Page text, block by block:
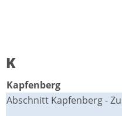
K
Kapfenberg
Abschnitt Kapfenberg -